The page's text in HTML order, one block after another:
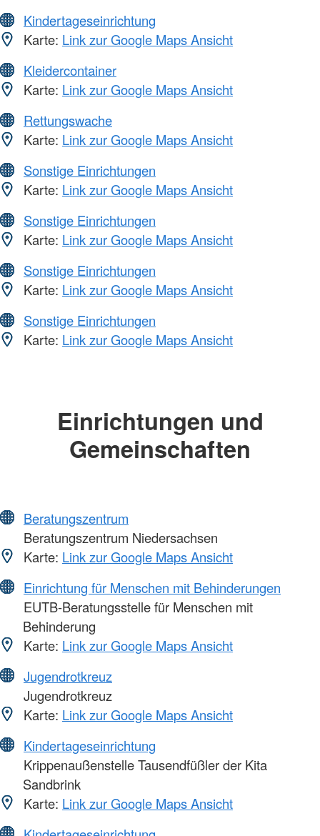
Kindertageseinrichtung
Karte: Link zur Google Maps Ansicht
Kleidercontainer
Karte: Link zur Google Maps Ansicht
Rettungswache
Karte: Link zur Google Maps Ansicht
Sonstige Einrichtungen
Karte: Link zur Google Maps Ansicht
Sonstige Einrichtungen
Karte: Link zur Google Maps Ansicht
Sonstige Einrichtungen
Karte: Link zur Google Maps Ansicht
Sonstige Einrichtungen
Karte: Link zur Google Maps Ansicht
Einrichtungen und
Gemeinschaften
Beratungszentrum
Beratungszentrum Niedersachsen
Karte: Link zur Google Maps Ansicht
Einrichtung für Menschen mit Behinderungen
EUTB-Beratungsstelle für Menschen mit
Behinderung
Karte: Link zur Google Maps Ansicht
Jugendrotkreuz
Jugendrotkreuz
Karte: Link zur Google Maps Ansicht
Kindertageseinrichtung
Krippenaußenstelle Tausendfüßler der Kita
Sandbrink
Karte: Link zur Google Maps Ansicht